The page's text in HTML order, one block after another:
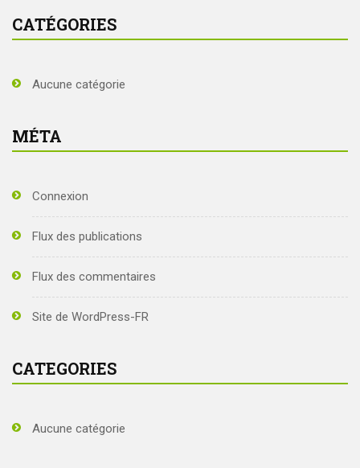
CATÉGORIES
Aucune catégorie
MÉTA
Connexion
Flux des publications
Flux des commentaires
Site de WordPress-FR
CATEGORIES
Aucune catégorie